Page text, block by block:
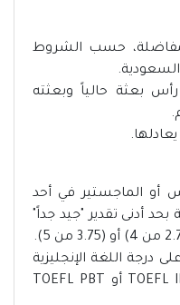
حسب الشروط
بعثة حالياً وبعثته
أو الماجستير في أحد
أدنى تقدير "جيد جداً"
درجة اللغة الإنجليزية
لا تقل عن IELTS (6) أو TOEFL IBT (60) أو TOEFL PBT